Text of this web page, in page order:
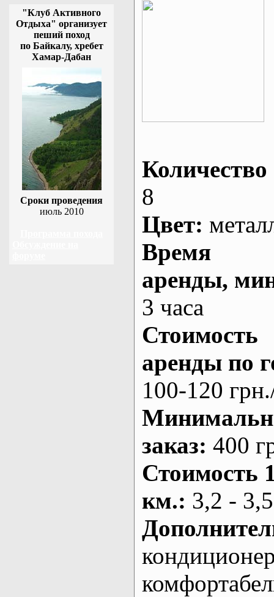
"Клуб Активного
Отдыха" организует
пеший поход
по Байкалу, хребет
Хамар-Дабан
Сроки проведения
июль 2010
Количество
8
Цвет:
Время
аренды,
3 часа
Стоимость
аренды по
100-120
заказ: 400
Стоимость
км.: 3,2 -